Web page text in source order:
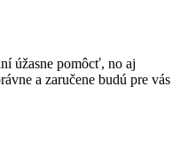
úžasne pomôcť, no aj
a zaručene budú pre vás